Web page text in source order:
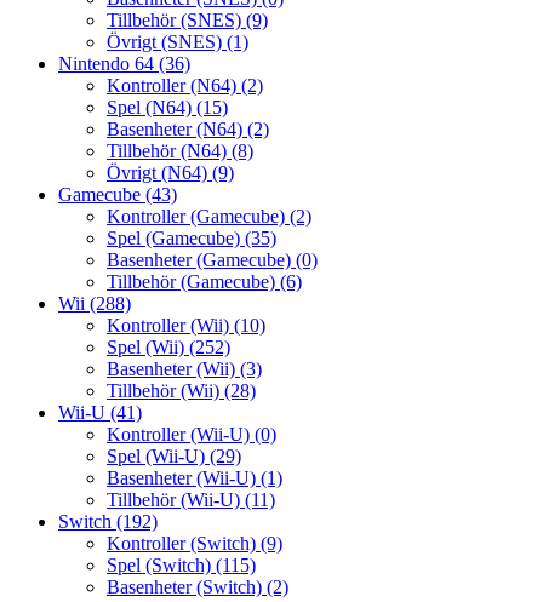
Tillbehör (SNES) (9)
Övrigt (SNES) (1)
Nintendo 64 (36)
Kontroller (N64) (2)
Spel (N64) (15)
Basenheter (N64) (2)
Tillbehör (N64) (8)
Övrigt (N64) (9)
Gamecube (43)
Kontroller (Gamecube) (2)
Spel (Gamecube) (35)
Basenheter (Gamecube) (0)
Tillbehör (Gamecube) (6)
Wii (288)
Kontroller (Wii) (10)
Spel (Wii) (252)
Basenheter (Wii) (3)
Tillbehör (Wii) (28)
Wii-U (41)
Kontroller (Wii-U) (0)
Spel (Wii-U) (29)
Basenheter (Wii-U) (1)
Tillbehör (Wii-U) (11)
Switch (192)
Kontroller (Switch) (9)
Spel (Switch) (115)
Basenheter (Switch) (2)